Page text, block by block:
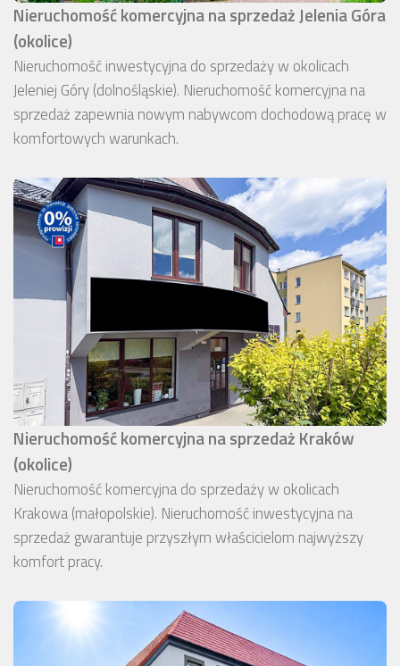
Nieruchomość komercyjna na sprzedaż Jelenia Góra
(okolice)
Nieruchomość inwestycyjna do sprzedaży w okolicach
Jeleniej Góry (dolnośląskie). Nieruchomość komercyjna na
sprzedaż zapewnia nowym nabywcom dochodową pracę w
komfortowych warunkach.
Nieruchomość komercyjna na sprzedaż Kraków
(okolice)
Nieruchomość komercyjna do sprzedaży w okolicach
Krakowa (małopolskie). Nieruchomość inwestycyjna na
sprzedaż gwarantuje przyszłym właścicielom najwyższy
komfort pracy.